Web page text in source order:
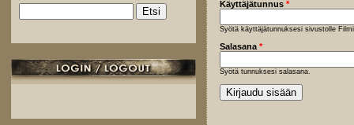
Hakulomake
Käyttäjätunnus *
Syötä käyttäjätunnuksesi sivustolle
Salasana *
Syötä tunnuksesi salasana.